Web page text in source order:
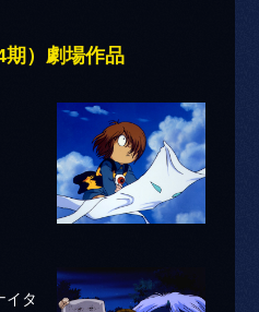
期）劇場作品
イタ